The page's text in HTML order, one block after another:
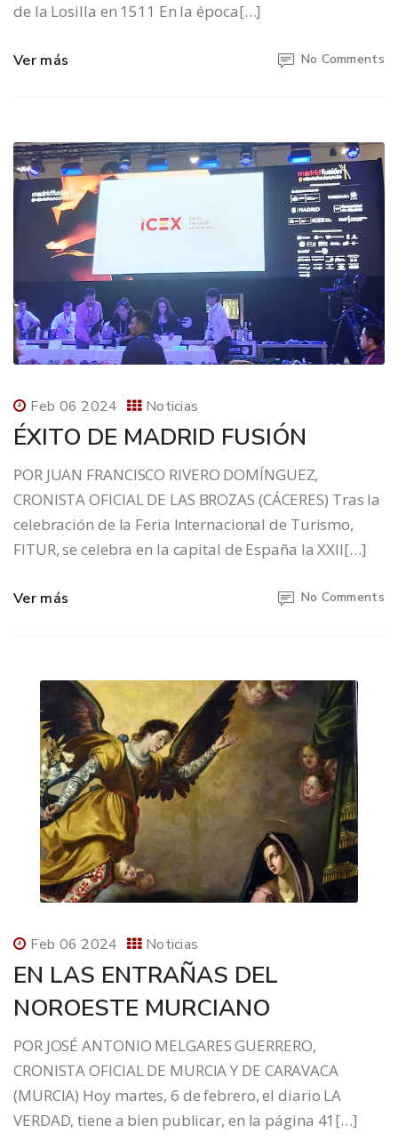
de la Losilla en 1511 En la época[…]
Ver más No Comments
Feb 06 2024 Noticias
ÉXITO DE MADRID FUSIÓN
POR JUAN FRANCISCO RIVERO DOMÍNGUEZ,
CRONISTA OFICIAL DE LAS BROZAS (CÁCERES) Tras la
celebración de la Feria Internacional de Turismo,
FITUR, se celebra en la capital de España la XXII[…]
Ver más No Comments
Feb 06 2024 Noticias
EN LAS ENTRAÑAS DEL
NOROESTE MURCIANO
POR JOSÉ ANTONIO MELGARES GUERRERO,
CRONISTA OFICIAL DE MURCIA Y DE CARAVACA
(MURCIA) Hoy martes, 6 de febrero, el diario LA
VERDAD, tiene a bien publicar, en la página 41[…]